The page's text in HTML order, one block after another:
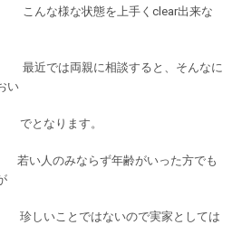
を上手くclear出来な
相談すると、そんなに
い
す。
ず年齢がいった方でも
ないので実家としては